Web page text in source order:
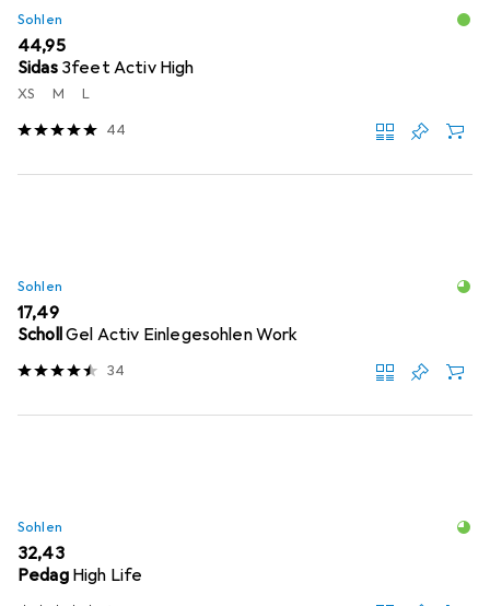
Sohlen
EUR
44,95
Sidas 3feet Activ High
XS M L
44
Sohlen
EUR
17,49
SchollGel Activ Einlegesohlen Work
34
Sohlen
EUR
32,43
Pedag High Life